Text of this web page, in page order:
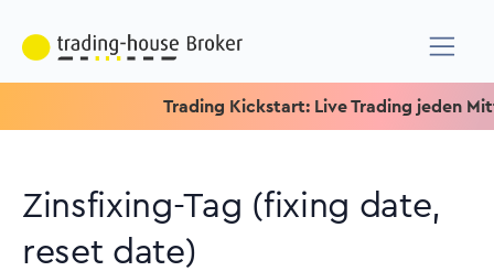
Trading Kickstart: Live Trading jeden
Zinsfixing-Tag (fixing date,
reset date)